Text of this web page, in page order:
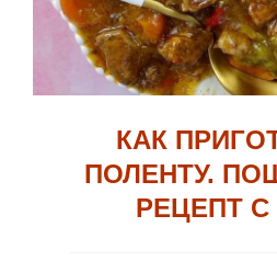
КАК
ПОЛЕНТУ.
РЕЦЕПТ